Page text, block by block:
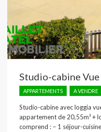
Studio-cabine
APPARTEMENTS A VENDRE
Studio-cabine avec loggia
appartement de 20,55m² +
comprend : – 1 séjour-